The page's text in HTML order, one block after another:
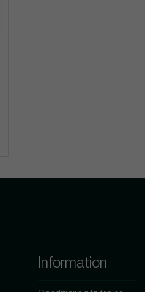
Information